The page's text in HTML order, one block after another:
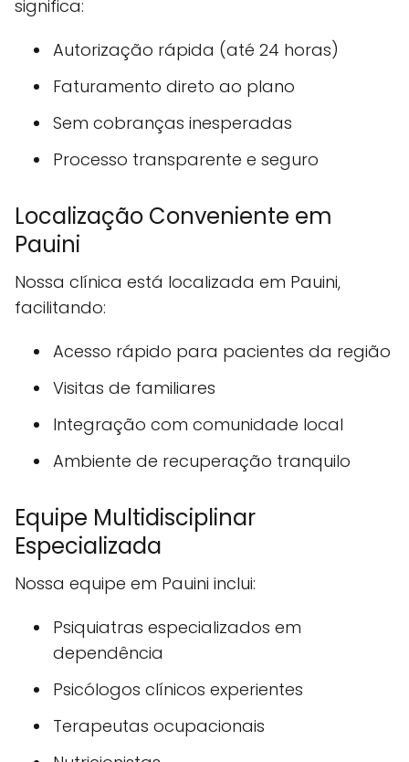
significa:
Autorização rápida (até 24 horas)
Faturamento direto ao plano
Sem cobranças inesperadas
Processo transparente e seguro
Localização Conveniente em
Pauini
Nossa clínica está localizada em Pauini,
facilitando:
Acesso rápido para pacientes da região
Visitas de familiares
Integração com comunidade local
Ambiente de recuperação tranquilo
Equipe Multidisciplinar
Especializada
Nossa equipe em Pauini inclui:
Psiquiatras especializados em
dependência
Psicólogos clínicos experientes
Terapeutas ocupacionais